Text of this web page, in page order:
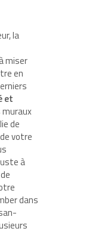
la
miser
en
et
de
votre
à
dans